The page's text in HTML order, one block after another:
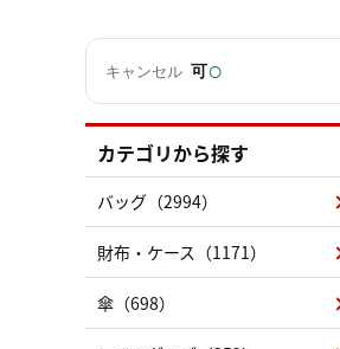
キャンセル 可○
カテゴリから探す
バッグ（2994）
財布・ケース（1171）
傘（698）